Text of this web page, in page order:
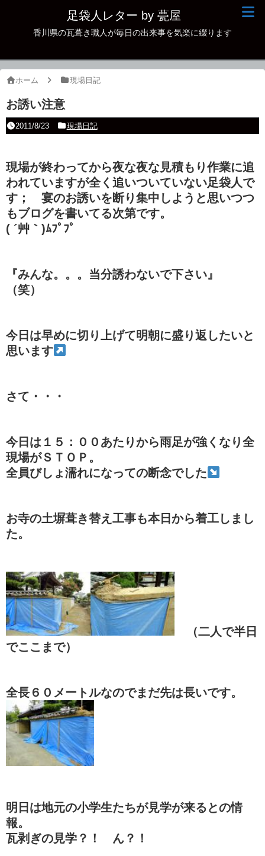
足袋人レター by 甍屋
香川県の瓦葺き職人が毎日の出来事を気楽に綴ります
ホーム 現場日記
お誘い注意
2011/8/23 現場日記
現場が終わってから夜な夜な見積もり作業に追
われていますが全く追いついていない足袋人で
す； 宴のお誘いを断り集中しようと思いつつ
もブログを書いてる次第です。
( ´艸｀)ﾑﾌﾟﾌﾟ
『みんな。。。当分誘わないで下さい』
（笑）
今日は早めに切り上げて明朝に盛り返したいと
思います
さて・・・
今日は１５：００あたりから雨足が強くなり全
現場がＳＴＯＰ。
全員びしょ濡れになっての断念でした
お寺の土塀葺き替え工事も本日から着工しまし
た。
（二人で半日
でここまで）
全長６０メートルなのでまだ先は長いです。
明日は地元の小学生たちが見学が来るとの情
報。
瓦剥ぎの見学？！ ん？！
現場日記
古瓦
本日の一品
その他